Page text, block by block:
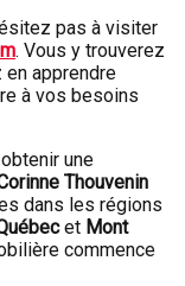
pas à visiter
. Vous y trouverez
apprendre
à vos besoins
une
Thouvenin
dans les régions
et Mont
commence